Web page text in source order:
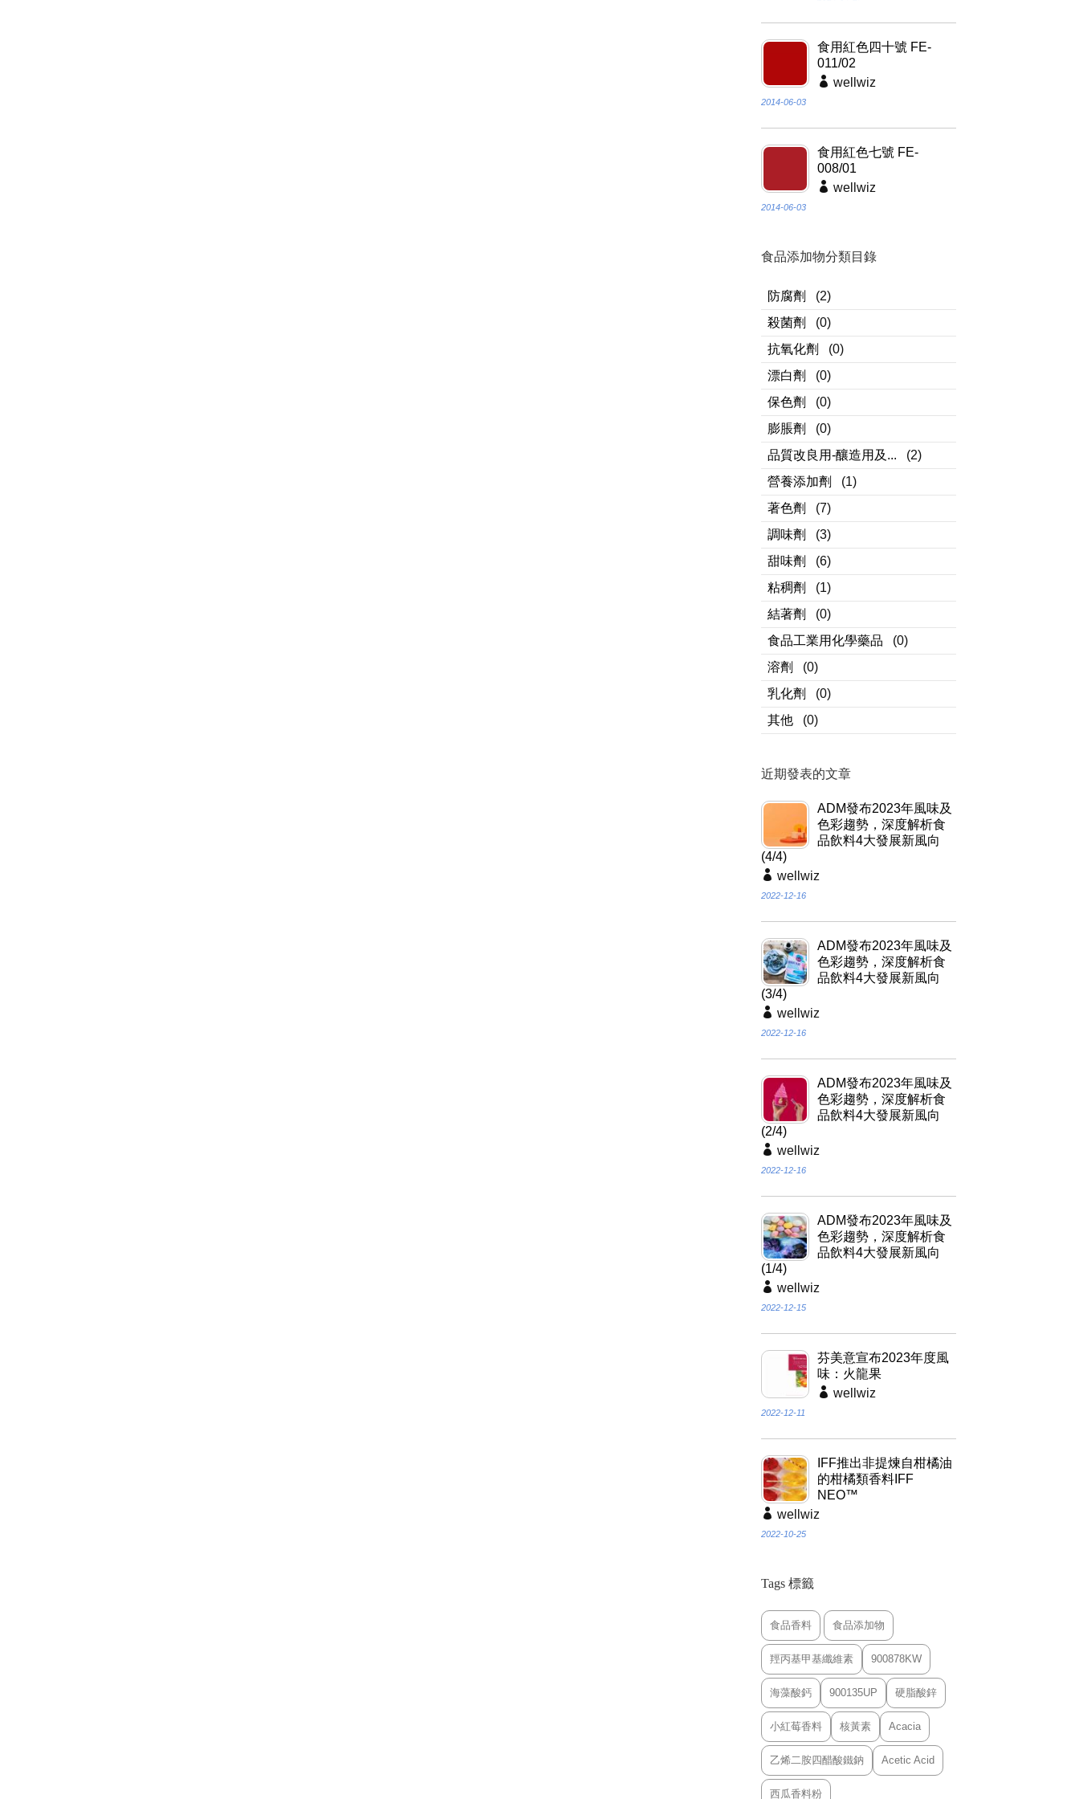
食用紅色四十號 FE-
011/02
wellwiz
2014-06-03
食用紅色七號 FE-
008/01
wellwiz
2014-06-03
食品添加物分類目錄
防腐劑
(2)
殺菌劑
(0)
抗氧化劑
(0)
漂白劑
(0)
保色劑
(0)
膨脹劑
(0)
品質改良用-釀造用及...
(2)
營養添加劑
(1)
著色劑
(7)
調味劑
(3)
甜味劑
(6)
粘稠劑
(1)
結著劑
(0)
食品工業用化學藥品
(0)
溶劑
(0)
乳化劑
(0)
其他
(0)
近期發表的文章
ADM發布2023年風味及
色彩趨勢，深度解析食
品飲料4大發展新風向
(4/4)
wellwiz
2022-12-16
ADM發布2023年風味及
色彩趨勢，深度解析食
品飲料4大發展新風向
(3/4)
wellwiz
2022-12-16
ADM發布2023年風味及
色彩趨勢，深度解析食
品飲料4大發展新風向
(2/4)
wellwiz
2022-12-16
ADM發布2023年風味及
色彩趨勢，深度解析食
品飲料4大發展新風向
(1/4)
wellwiz
2022-12-15
芬美意宣布2023年度風
味：火龍果
wellwiz
2022-12-11
IFF推出非提煉自柑橘油
的柑橘類香料IFF
NEO™
wellwiz
2022-10-25
Tags 標籤
食品香料 食品添加物
羥丙基甲基纖維素 900878KW
海藻酸鈣 900135UP 硬脂酸鋅
小紅莓香料 核黃素 Acacia
乙烯二胺四醋酸鐵鈉 Acetic Acid
西瓜香料粉